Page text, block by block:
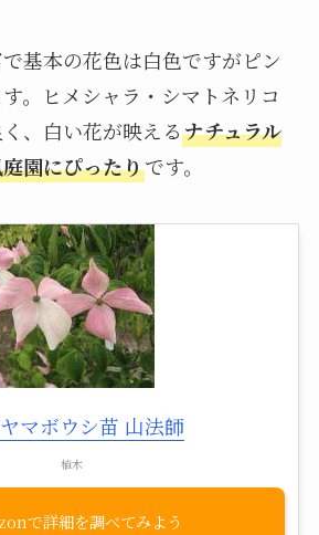
基本の花色は白色ですがピン
。ヒメシャラ・シマトネリコ
、白い花が映えるナチュラル
園にぴったりです。
マボウシ苗 山法師
植木